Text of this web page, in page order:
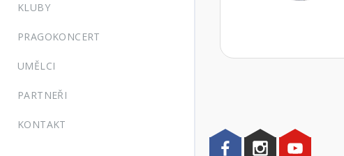
KLUBY
PRAGOKONCERT
UMĚLCI
PARTNEŘI
KONTAKT